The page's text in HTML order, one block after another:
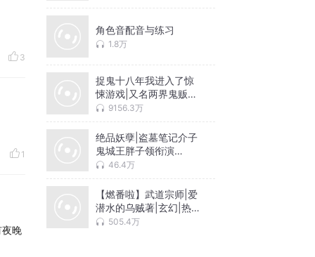
3
1
晚
角色音配音与练习
1.8万
捉鬼十八年我进入了惊
悚游戏|又名两界鬼贩子|
恐怖&搞笑|多人有声剧
9156.3万
绝品妖孽|盗墓笔记介子
鬼城王胖子领衔演
播|VIP免费多人有声剧
46.4万
【燃番啦】武道宗师|爱
潜水的乌贼著|玄幻|热
血|练功流|精品多人有声
505.4万